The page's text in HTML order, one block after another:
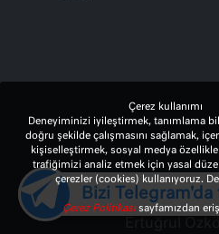
İsmet Berkan
Çerez kullanımı
Deneyiminizi iyileştirmek, tanımlama
doğru şekilde çalışmasını sağlamak,
kişiselleştirmek, sosyal medya
trafiğimizi analiz etmek için yasal
çerezler (cookies) kullanıyoruz.
Çerez Politikasısayfamızdan
Bizi